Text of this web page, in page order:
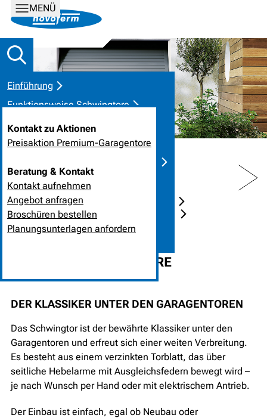
MENÜ
Einführung
Funktionsweise Schwingtore
Gründe für Schwingtore
Auswahl Schwingtore
Pluspunkte im Überblick
Inspirationen
Kontakt
Darf´s mehr sein?
Kontakt zu Aktionen
Preisaktion Premium-Garagentore
Beratung & Kontakt
Kontakt aufnehmen
Angebot anfragen
Broschüren bestellen
Planungsunterlagen anfordern
PREV NEXT
STARTSEITE
PRODUKTLÖSUNGEN
GARAGENTOR-SYSTEME UND TÜREN
GARAGEN-SCHWINGTORE
GARAGEN-SCHWINGTORE
DER KLASSIKER UNTER DEN GARAGENTOREN
Das Schwingtor ist der bewährte Klassiker unter den
Garagentoren und erfreut sich einer weiten Verbreitung.
Es besteht aus einem verzinkten Torblatt, das über
seitliche Hebelarme mit Ausgleichsfedern bewegt wird –
je nach Wunsch per Hand oder mit elektrischem Antrieb.
Der Einbau ist einfach, egal ob Neubau oder